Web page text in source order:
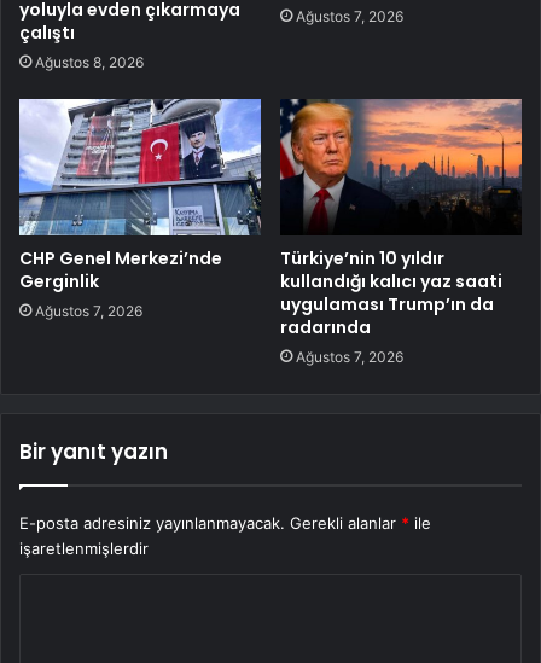
yoluyla evden çıkarmaya
çalıştı
Ağustos 8, 2026
Ağustos 7, 2026
CHP Genel Merkezi’nde
Gerginlik
Ağustos 7, 2026
Türkiye’nin 10 yıldır
kullandığı kalıcı yaz saati
uygulaması Trump’ın da
radarında
Ağustos 7, 2026
Bir yanıt yazın
E-posta adresiniz yayınlanmayacak. Gerekli alanlar * ile
işaretlenmişlerdir